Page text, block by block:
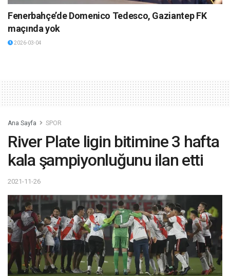
Fenerbahçe’de Domenico Tedesco, Gaziantep FK
maçında yok
2026-03-04
Ana Sayfa SPOR
River Plate ligin bitimine 3 hafta
kala şampiyonluğunu ilan etti
2021-11-26